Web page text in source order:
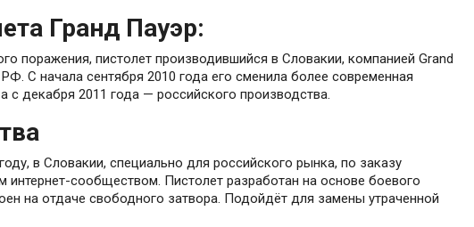
Гранд Пауэр:
поражения, пистолет производившийся в Словакии, компанией Grand
С начала сентября 2010 года его сменила более современная
с декабря 2011 года — российского производства.
в Словакии, специально для российского рынка, по заказу
сообществом. Пистолет разработан на основе боевого
на отдаче свободного затвора. Подойдёт для замены утраченной